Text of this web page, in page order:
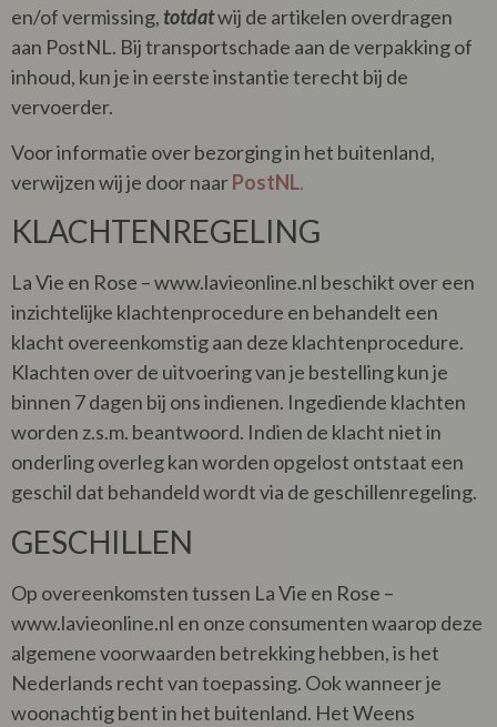
en/of vermissing, totdatwij de artikelen overdragen
aan PostNL. Bij transportschade aan de verpakking of
inhoud, kun je in eerste instantie terecht bij de
vervoerder.
Voor informatie over bezorging in het buitenland,
verwijzen wij je door naarPostNL.
KLACHTENREGELING
La Vie en Rose – www.lavieonline.nl beschikt over een
inzichtelijke klachtenprocedure en behandelt een
klacht overeenkomstig aan deze klachtenprocedure.
Klachten over de uitvoering van je bestelling kun je
binnen 7 dagen bij ons indienen. Ingediende klachten
worden z.s.m. beantwoord. Indien de klacht niet in
onderling overleg kan worden opgelost ontstaat een
geschil dat behandeld wordt via de geschillenregeling.
GESCHILLEN
Op overeenkomsten tussen La Vie en Rose –
www.lavieonline.nl en onze consumenten waarop deze
algemene voorwaarden betrekking hebben, is het
Nederlands recht van toepassing. Ook wanneer je
woonachtig bent in het buitenland. Het Weens